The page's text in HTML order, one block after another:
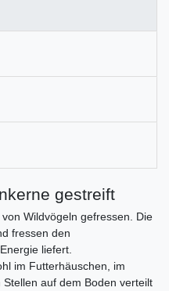
gestreift
Wildvögeln gefressen. Die
fressen den
liefert.
im Futterhäuschen, im
auf dem Boden verteilt